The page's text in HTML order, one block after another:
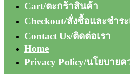
Cart/ตะกร้าสินค้า
Checkout/สั่งซื้อและชำระ
Contact Us/ติดต่อเรา
Home
Privacy Policy/นโยบาย